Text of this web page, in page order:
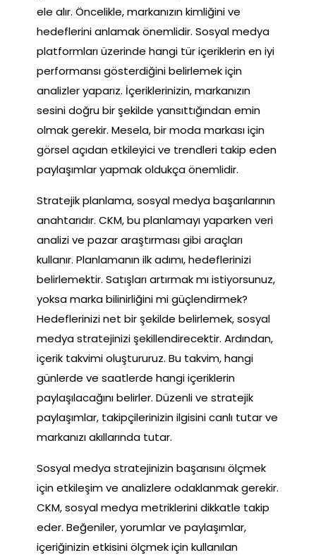
ele alır. Öncelikle, markanızın kimliğini ve
hedeflerini anlamak önemlidir. Sosyal medya
platformları üzerinde hangi tür içeriklerin en iyi
performansı gösterdiğini belirlemek için
analizler yaparız. İçeriklerinizin, markanızın
sesini doğru bir şekilde yansıttığından emin
olmak gerekir. Mesela, bir moda markası için
görsel açıdan etkileyici ve trendleri takip eden
paylaşımlar yapmak oldukça önemlidir.
Stratejik planlama, sosyal medya başarılarının
anahtarıdır. CKM, bu planlamayı yaparken veri
analizi ve pazar araştırması gibi araçları
kullanır. Planlamanın ilk adımı, hedeflerinizi
belirlemektir. Satışları artırmak mı istiyorsunuz,
yoksa marka bilinirliğini mi güçlendirmek?
Hedeflerinizi net bir şekilde belirlemek, sosyal
medya stratejinizi şekillendirecektir. Ardından,
içerik takvimi oluştururuz. Bu takvim, hangi
günlerde ve saatlerde hangi içeriklerin
paylaşılacağını belirler. Düzenli ve stratejik
paylaşımlar, takipçilerinizin ilgisini canlı tutar ve
markanızı akıllarında tutar.
Sosyal medya stratejinizin başarısını ölçmek
için etkileşim ve analizlere odaklanmak gerekir.
CKM, sosyal medya metriklerini dikkatle takip
eder. Beğeniler, yorumlar ve paylaşımlar,
içeriğinizin etkisini ölçmek için kullanılan